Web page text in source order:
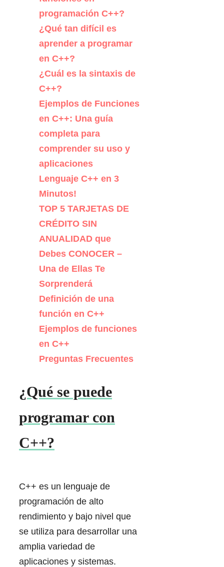
programación C++?
¿Qué tan difícil es
aprender a programar
en C++?
¿Cuál es la sintaxis de
C++?
Ejemplos de Funciones
en C++: Una guía
completa para
comprender su uso y
aplicaciones
Lenguaje C++ en 3
Minutos!
TOP 5 TARJETAS DE
CRÉDITO SIN
ANUALIDAD que
Debes CONOCER –
Una de Ellas Te
Sorprenderá
Definición de una
función en C++
Ejemplos de funciones
en C++
Preguntas Frecuentes
¿Qué se puede
programar con
C++?
C++ es un lenguaje de
programación de alto
rendimiento y bajo nivel que
se utiliza para desarrollar una
amplia variedad de
aplicaciones y sistemas.